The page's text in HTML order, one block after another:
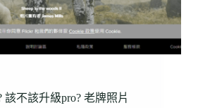
不該升級pro? 老牌照片